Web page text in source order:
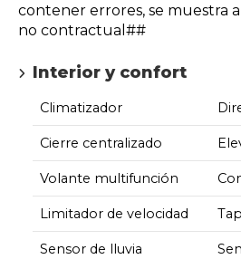
contener errores, se muestra
no contractual##
Interior y confort
Climatizador
Cierre centralizado
Volante multifunción
Limitador de velocidad
Sensor de lluvia